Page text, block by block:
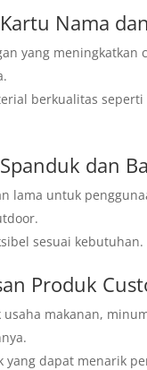
Nama
yang meningkatkan
berkualitas
dan
lama untuk
sesuai kebutuhan.
Produk
makanan,
yang dapat menarik